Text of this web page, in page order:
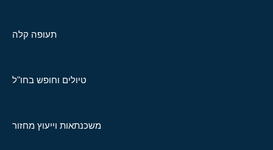
תעופה קלה
טיולים וחופש בחו"ל
משכנתאות וייעוץ מחזור